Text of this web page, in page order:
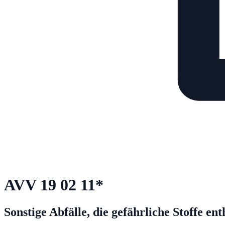
AVV 19 02 11*
Sonstige Abfälle, die gefährliche Stoffe